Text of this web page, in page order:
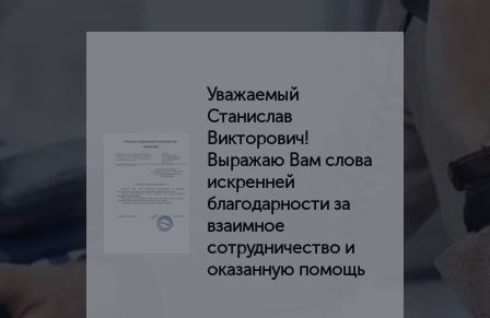
Уважаемый
Станислав
Викторович!
Выражаю Вам слова
искренней
благодарности за
взаимное
сотрудничество и
оказанную помощь